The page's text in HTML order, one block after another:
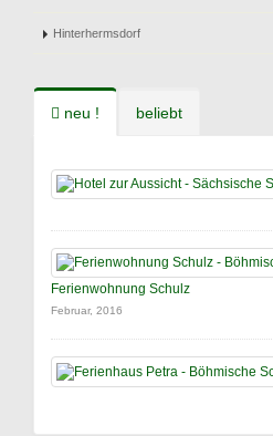
Hinterhermsdorf
neu ! beliebt
Ferienwohnung Schulz
Februar, 2016